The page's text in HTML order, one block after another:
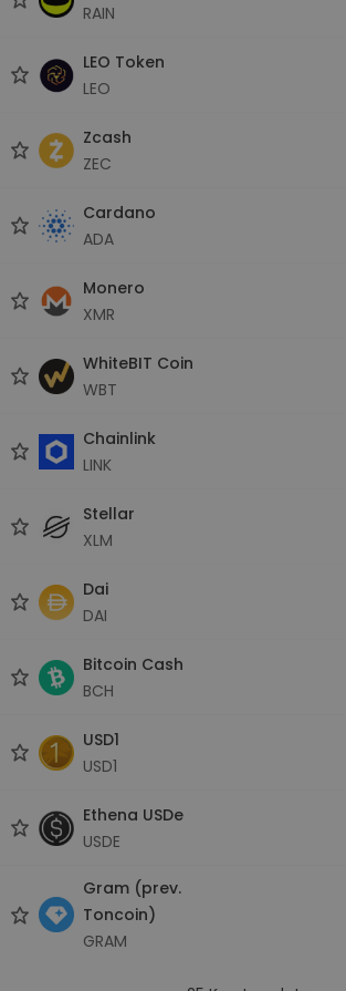
RAIN
LEO Token
LEO
Zcash
ZEC
Cardano
ADA
Monero
XMR
WhiteBIT Coin
WBT
Chainlink
LINK
Stellar
XLM
Dai
DAI
Bitcoin Cash
BCH
USD1
USD1
Ethena USDe
USDE
Gram (prev.
Toncoin)
GRAM